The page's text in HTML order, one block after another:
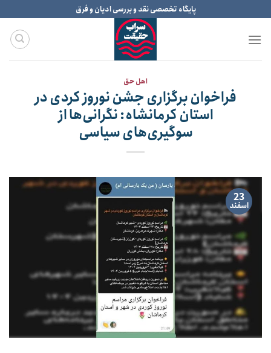
to
content
پایگاه تخصصی نقد و بررسی ادیان و فرق
اهل حق
فراخوان برگزاری جشن نوروز کردی در
استان کرمانشاه: نگرانی‌ها از
سوگیری‌های سیاسی
23
اسفند